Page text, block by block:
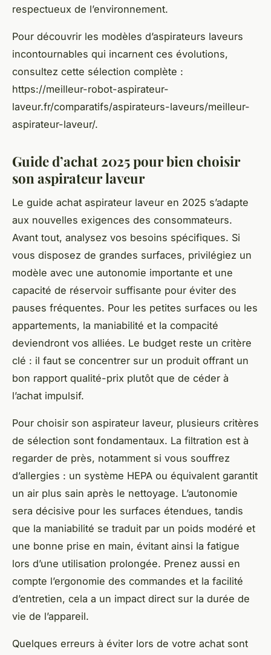
respectueux de l’environnement.
Pour découvrir les modèles d’aspirateurs laveurs
incontournables qui incarnent ces évolutions,
consultez cette sélection complète :
https://meilleur-robot-aspirateur-
laveur.fr/comparatifs/aspirateurs-laveurs/meilleur-
aspirateur-laveur/.
Guide d’achat 2025 pour bien choisir
son aspirateur laveur
Le guide achat aspirateur laveur en 2025 s’adapte
aux nouvelles exigences des consommateurs.
Avant tout, analysez vos besoins spécifiques. Si
vous disposez de grandes surfaces, privilégiez un
modèle avec une autonomie importante et une
capacité de réservoir suffisante pour éviter des
pauses fréquentes. Pour les petites surfaces ou les
appartements, la maniabilité et la compacité
deviendront vos alliées. Le budget reste un critère
clé : il faut se concentrer sur un produit offrant un
bon rapport qualité-prix plutôt que de céder à
l’achat impulsif.
Pour choisir son aspirateur laveur, plusieurs critères
de sélection sont fondamentaux. La filtration est à
regarder de près, notamment si vous souffrez
d’allergies : un système HEPA ou équivalent garantit
un air plus sain après le nettoyage. L’autonomie
sera décisive pour les surfaces étendues, tandis
que la maniabilité se traduit par un poids modéré et
une bonne prise en main, évitant ainsi la fatigue
lors d’une utilisation prolongée. Prenez aussi en
compte l’ergonomie des commandes et la facilité
d’entretien, cela a un impact direct sur la durée de
vie de l’appareil.
Quelques erreurs à éviter lors de votre achat sont